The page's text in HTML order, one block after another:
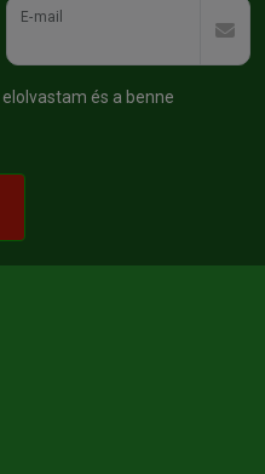
E-mail
elolvastam és a benne